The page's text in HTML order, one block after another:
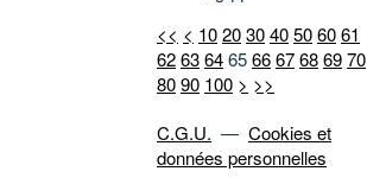
<< < 10203040506061
626364656667686970
8090 100 > >>
C.G.U. — Cookies et
données personnelles